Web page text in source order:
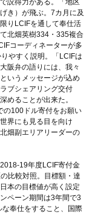
説得力がある。「地区
き）が飛ぶ。7カ月に及
りLCIFを通して奉仕活
北畑英樹334・335複合
コーディネーターが多
やすく説明。「LCIFは
阪弁の語りには、我々
いうメッセージが込め
ブシェアリング交付
めることが出来た。
の100ドル寄付をお願い
界にも見る目を向け
畑副エリアリーダーの
19年度LCIF寄付金
比較対照。目標額・達
本の目標値が高く設定
ペーン期間は3年間で3
奉仕をすること、国際